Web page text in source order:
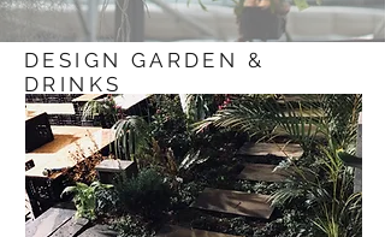
DESIGN GARDEN &
DRINKS